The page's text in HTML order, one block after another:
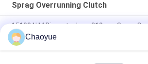
Sprag Overrunning Clutch
15100 N.M Diameter Luar 310mm Sprag
Hitam
CKZF-C 700N.M 40mm ID Bantalan Kopling
Chaoyue